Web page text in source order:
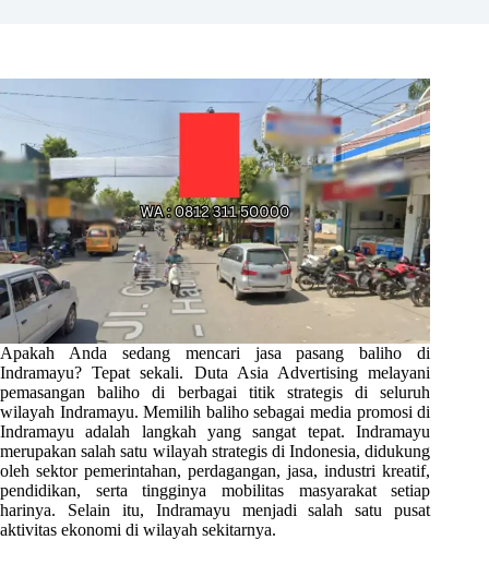
Apakah Anda sedang mencari jasa pasang baliho di
Indramayu? Tepat sekali. Duta Asia Advertising melayani
pemasangan baliho di berbagai titik strategis di seluruh
wilayah Indramayu. Memilih baliho sebagai media promosi di
Indramayu adalah langkah yang sangat tepat. Indramayu
merupakan salah satu wilayah strategis di Indonesia, didukung
oleh sektor pemerintahan, perdagangan, jasa, industri kreatif,
pendidikan, serta tingginya mobilitas masyarakat setiap
harinya. Selain itu, Indramayu menjadi salah satu pusat
aktivitas ekonomi di wilayah sekitarnya.